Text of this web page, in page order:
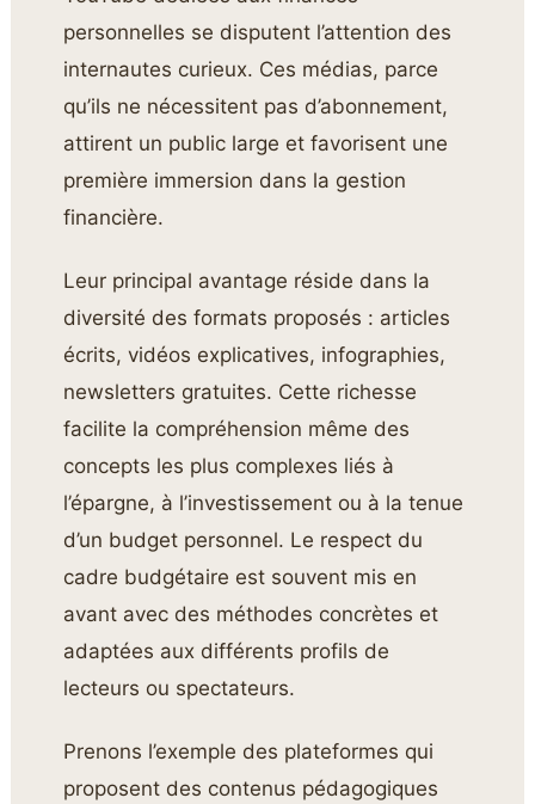
personnelles se disputent l’attention des
internautes curieux. Ces médias, parce
qu’ils ne nécessitent pas d’abonnement,
attirent un public large et favorisent une
première immersion dans la gestion
financière.
Leur principal avantage réside dans la
diversité des formats proposés : articles
écrits, vidéos explicatives, infographies,
newsletters gratuites. Cette richesse
facilite la compréhension même des
concepts les plus complexes liés à
l’épargne, à l’investissement ou à la tenue
d’un budget personnel. Le respect du
cadre budgétaire est souvent mis en
avant avec des méthodes concrètes et
adaptées aux différents profils de
lecteurs ou spectateurs.
Prenons l’exemple des plateformes qui
proposent des contenus pédagogiques